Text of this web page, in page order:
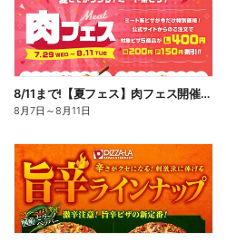
8/11まで!【夏フェス】肉フェス開催中!
8月7日 ～8月11日